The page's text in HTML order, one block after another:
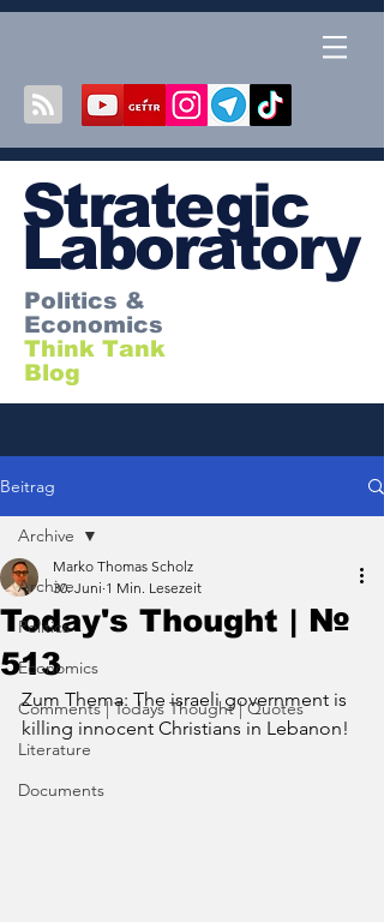
Strategic
Laboratory
Politics &
Economics
Think Tank
Blog
Beitrag
Archive
Politics
Economics
Comments | Todays Thought | Quotes
Literature
Documents
Archive
Today's Thought | №
513
Marko Thomas Scholz
30. Juni 1 Min. Lesezeit
Zum Thema: The israeli government is
killing innocent Christians in Lebanon!